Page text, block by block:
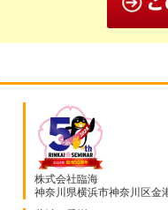
株式会社臨海
神奈川県横浜市神奈川区金